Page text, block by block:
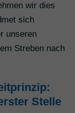
wir dies
sich
unseren
Streben nach
Stelle